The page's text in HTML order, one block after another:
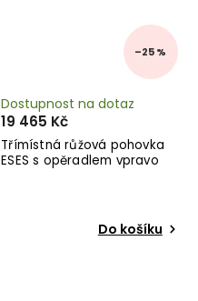
–25 %
Třímístná růžová pohovka
ESES s opěradlem vpravo
Dostupnost na dotaz
19 465 Kč
Do košíku